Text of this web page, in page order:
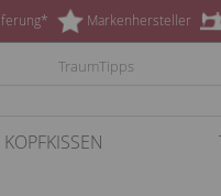
Markenhersteller
TraumTipps
KOPFKISSEN